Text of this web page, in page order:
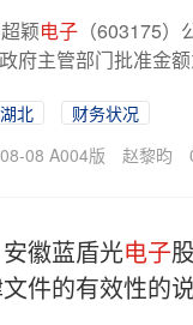
颖电子 （603175
府主管部门批准金
湖北
财务状况
08 A004版
赵黎昀
徽蓝盾光电子
件的有效性的